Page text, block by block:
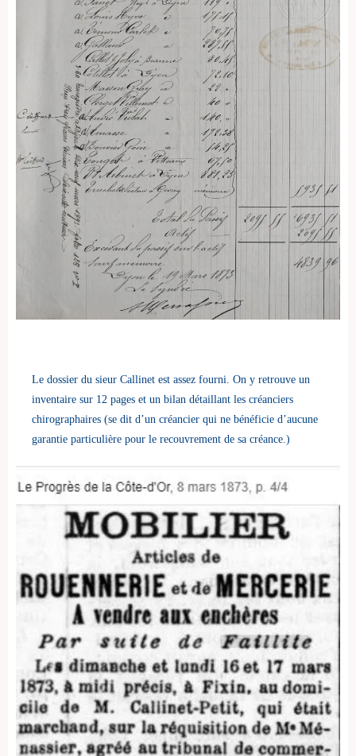
Le dossier du sieur Callinet est assez fourni. On y retrouve un
inventaire sur 12 pages et un bilan détaillant les créanciers
chirographaires (se dit d’un créancier qui ne bénéficie d’aucune
garantie particulière pour le recouvrement de sa créance.)